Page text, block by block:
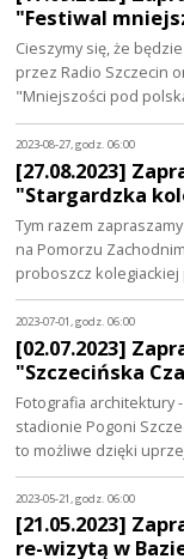
"Festiwal
Cieszymy się, że
przez Radio Szczecin
"Mniejszości pod
2023-08-27, godz. 06:00
[27.08.2023]
"Stargardzka
Tym razem
na Pomorzu
proboszcz kolegiackiej
2023-07-01, godz. 06:00
[02.07.2023]
"Szczecińska
Fotografia architektury
stadionie Pogoni
to możliwe dzięki
2023-05-21, godz. 06:00
[21.05.2023]
re-wizytą w